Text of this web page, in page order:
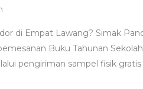
di Empat Lawang? Simak
Buku Tahunan
pengiriman sampel fisik